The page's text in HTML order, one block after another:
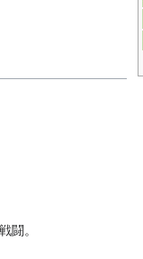
闘。